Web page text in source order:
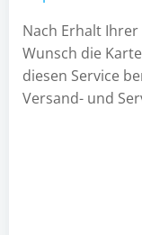
Nach Erhalt
Wunsch die
diesen Service
Versand- und